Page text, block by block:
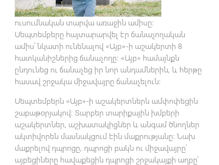
ուսումնական տարվա առաջին ամիսը։
Սեպտեմբերը հայտարարվել էր ճանաչողական
ամիս՝ նկատի ունենալով «Այբ»-ի աշակերտի 8
հատկանիշներից ճանաչողը։ «Այբ» համայնքն
ընդունեց ու ճանաչեց իր նոր անդամներին, և հերթը
հասավ շրջակա միջավայրը ճանաչելուն։
Սեպտեմբերն «Այբ»-ի աշակերտներն ամփոփեցին
շաբաթօրյակով։ Տարբեր տարիքային խմբերի
աշակերտներ, աշխատակիցներ և անգամ ծնողներ
ակտիվորեն մասնակցում էին մաքրությանը։ Նախ
մաքրելով դպրոցը, դպրոցի բակն ու միջավայրը՝
այբեցիները հավաքեցին դպրոցի շրջակայքի աղբը՝